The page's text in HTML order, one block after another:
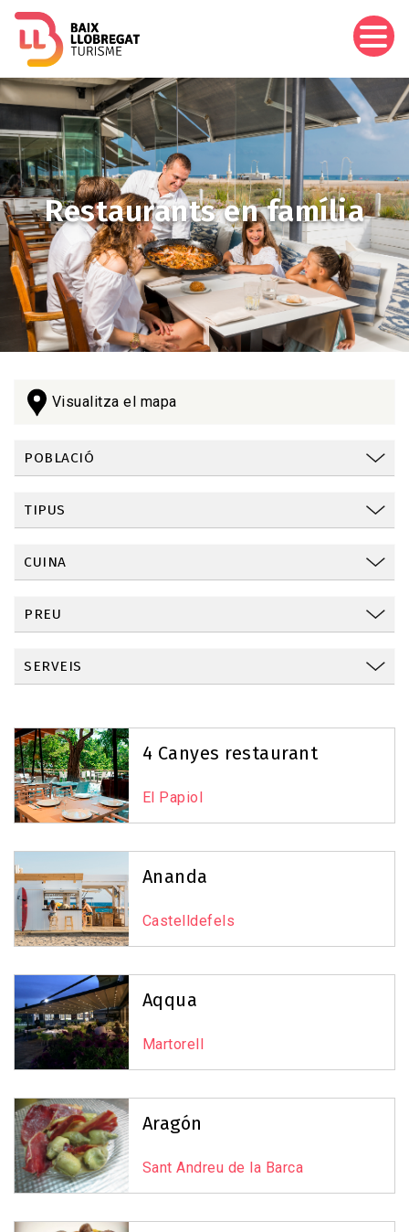
Imagen
Restaurants en família
3
+
−
4 Canyes restaurant
El Papiol
Ananda
Castelldefels
Aqqua
Martorell
Aragón
Sant Andreu de la Barca
Visualitza el mapa
POBLACIÓ
TIPUS
CUINA
PREU
SERVEIS